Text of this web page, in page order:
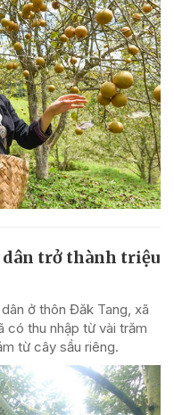
dân trở thành triệu
ở thôn Đăk Tang, xã
có thu nhập từ vài trăm
từ cây sầu riêng.